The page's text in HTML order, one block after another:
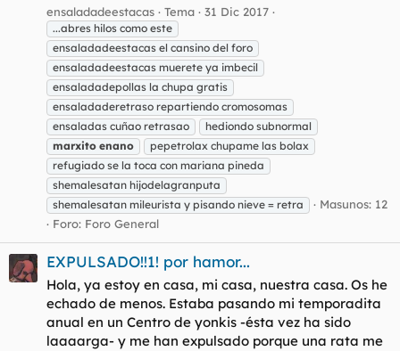
ensaladadeestacas Tema 31 Dic 2017
...abres hilos como este
ensaladadeestacas el cansino del foro
ensaladadeestacas muerete ya imbecil
ensaladadepollas la chupa gratis
ensaladaderetraso repartiendo cromosomas
ensaladas cuñao retrasao
hediondo subnormal
marxito enano
pepetrolax chupame las bolax
refugiado se la toca con mariana pineda
shemalesatan hijodelagranputa
shemalesatan mileurista y pisando nieve = retra
Masunos: 12
Foro: Foro General
EXPULSADO!!1! por hamor...
Hola, ya estoy en casa, mi casa, nuestra casa. Os he
echado de menos. Estaba pasando mi temporadita
anual en un Centro de yonkis -ésta vez ha sido
laaaarga- y me han expulsado porque una rata me